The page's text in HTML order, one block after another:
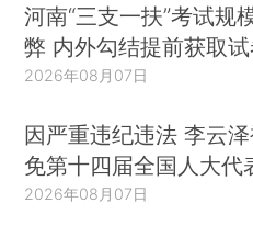
河南“三支一扶”考试规
弊 内外勾结提前获取
2026年08月07日
因严重违纪违法 李云
免第十四届全国人大代
2026年08月07日